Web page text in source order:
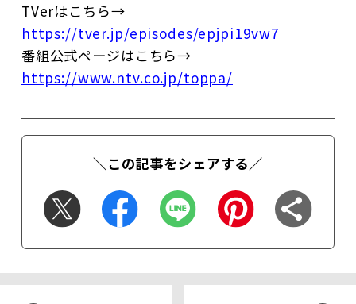
TVerはこちら→
https://tver.jp/episodes/epjpi19vw7
番組公式ページはこちら→
https://www.ntv.co.jp/toppa/
＼この記事をシェアする／